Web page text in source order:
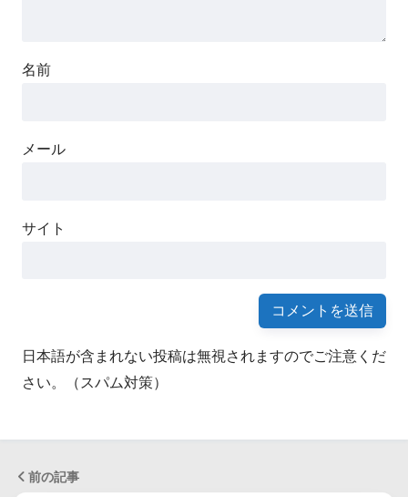
名前
メール
サイト
日本語が含まれない投稿は無視されますのでご注意くだ
さい。（スパム対策）
前の記事